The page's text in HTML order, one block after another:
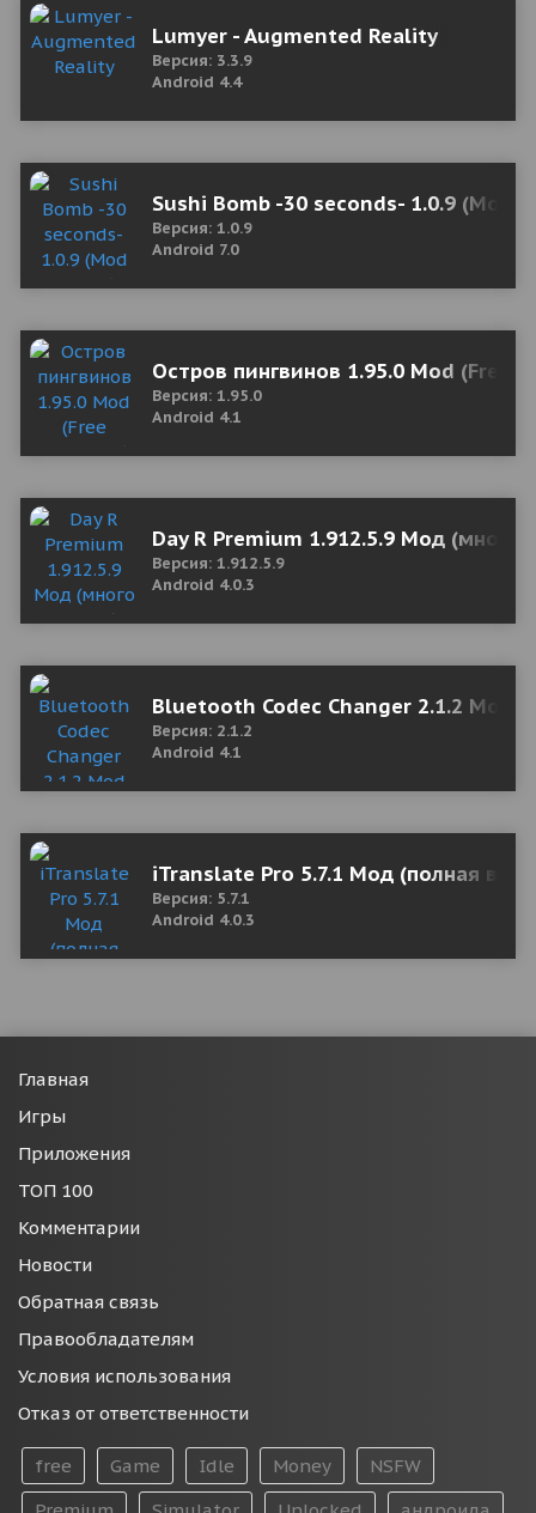
Lumyer - Augmented Reality
Версия: 3.3.9
Android 4.4
Sushi Bomb -30 seconds- 1.0.9 (Mod
Версия: 1.0.9
Android 7.0
Остров пингвинов 1.95.0 Mod (Free
Версия: 1.95.0
Android 4.1
Day R Premium 1.912.5.9 Мод
Версия: 1.912.5.9
Android 4.0.3
Bluetooth Codec Changer 2.1.2 Mod
Версия: 2.1.2
Android 4.1
iTranslate Pro 5.7.1 Мод (полная
Версия: 5.7.1
Android 4.0.3
Главная
Игры
Приложения
ТОП 100
Комментарии
Новости
Обратная связь
Правообладателям
Условия использования
Отказ от ответственности
free Game Idle Money
NSFW